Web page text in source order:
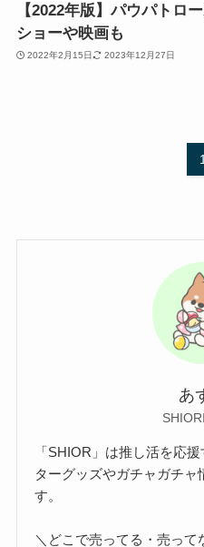
【2022年版】パウパトロ
ショーや映画も
2022年2月15日 2023年12月27日
1
あ
「SHIOR」は推し活を応
ターグッズやガチャガチャ
す。
＼どこで売ってる・売って